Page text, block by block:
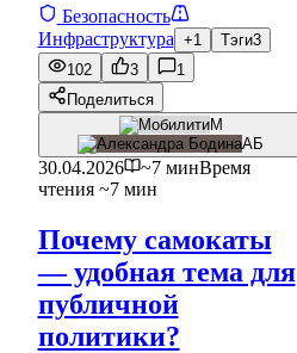
Безопасность
Инфраструктура +1 Тэги3
102
3
1
Поделиться
М
АБ
30.04.2026 ~7 минВремя
чтения ~7 мин
Почему самокаты
— удобная тема для
публичной
политики?